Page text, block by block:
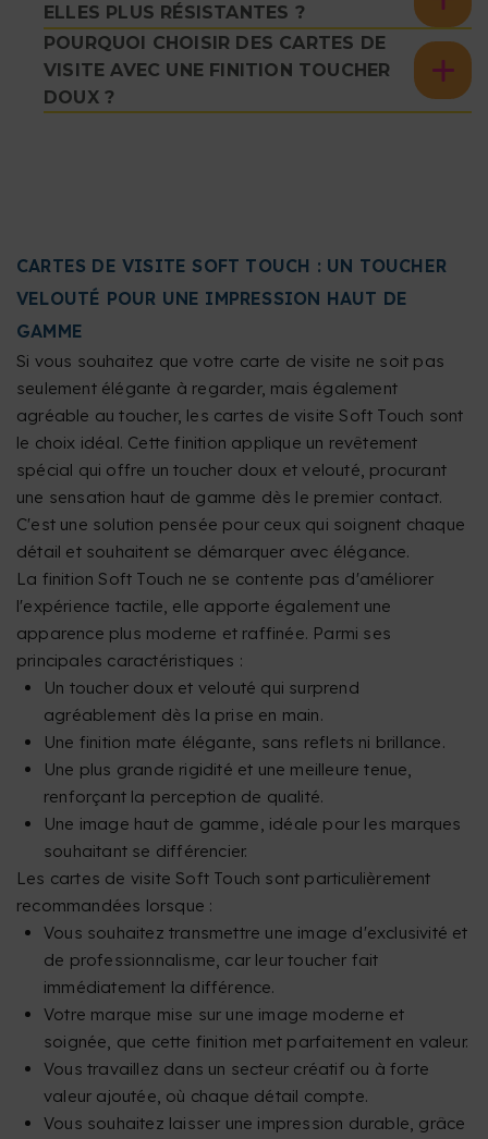
ELLES PLUS RÉSISTANTES ?
POURQUOI CHOISIR DES CARTES DE
VISITE AVEC UNE FINITION TOUCHER
DOUX ?
CARTES DE VISITE SOFT TOUCH : UN TOUCHER
VELOUTÉ POUR UNE IMPRESSION HAUT DE
GAMME
Si vous souhaitez que votre carte de visite ne soit pas
seulement élégante à regarder, mais également
agréable au toucher, les cartes de visite Soft Touch sont
le choix idéal. Cette finition applique un revêtement
spécial qui offre un toucher doux et velouté, procurant
une sensation haut de gamme dès le premier contact.
C'est une solution pensée pour ceux qui soignent chaque
détail et souhaitent se démarquer avec élégance.
La finition Soft Touch ne se contente pas d'améliorer
l'expérience tactile, elle apporte également une
apparence plus moderne et raffinée. Parmi ses
principales caractéristiques :
Un toucher doux et velouté qui surprend
agréablement dès la prise en main.
Une finition mate élégante, sans reflets ni brillance.
Une plus grande rigidité et une meilleure tenue,
renforçant la perception de qualité.
Une image haut de gamme, idéale pour les marques
souhaitant se différencier.
Les cartes de visite Soft Touch sont particulièrement
recommandées lorsque :
Vous souhaitez transmettre une image d'exclusivité et
de professionnalisme, car leur toucher fait
immédiatement la différence.
Votre marque mise sur une image moderne et
soignée, que cette finition met parfaitement en valeur.
Vous travaillez dans un secteur créatif ou à forte
valeur ajoutée, où chaque détail compte.
Vous souhaitez laisser une impression durable, grâce